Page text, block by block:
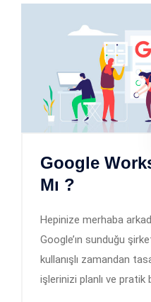
Google
Mı ?
Hepinize merhaba
Google’ın sunduğu
kullanışlı zamandan
işlerinizi planlı ve pratik